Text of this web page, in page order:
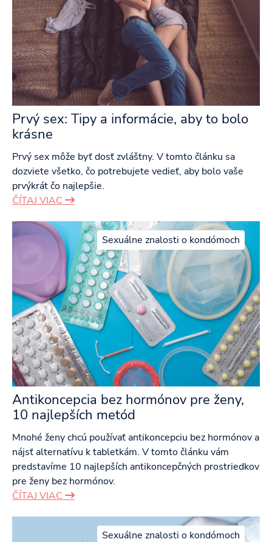
Prvý sex: Tipy a informácie, aby to bolo
krásne
Prvý sex môže byť dosť zvláštny. V tomto článku sa
dozviete všetko, čo potrebujete vedieť, aby bolo vaše
prvýkrát čo najlepšie.
ČÍTAJ VIAC
Sexuálne znalosti o kondómoch
Antikoncepcia bez hormónov pre ženy,
10 najlepších metód
Mnohé ženy chcú používať antikoncepciu bez hormónov a
nájsť alternatívu k tabletkám. V tomto článku vám
predstavíme 10 najlepších antikoncepčných prostriedkov
pre ženy bez hormónov.
ČÍTAJ VIAC
Sexuálne znalosti o kondómoch